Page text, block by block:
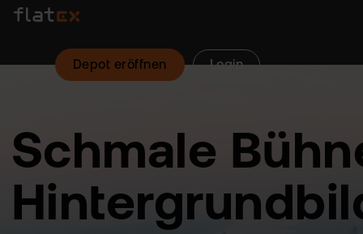
Depot eröffnen Login
Bühne